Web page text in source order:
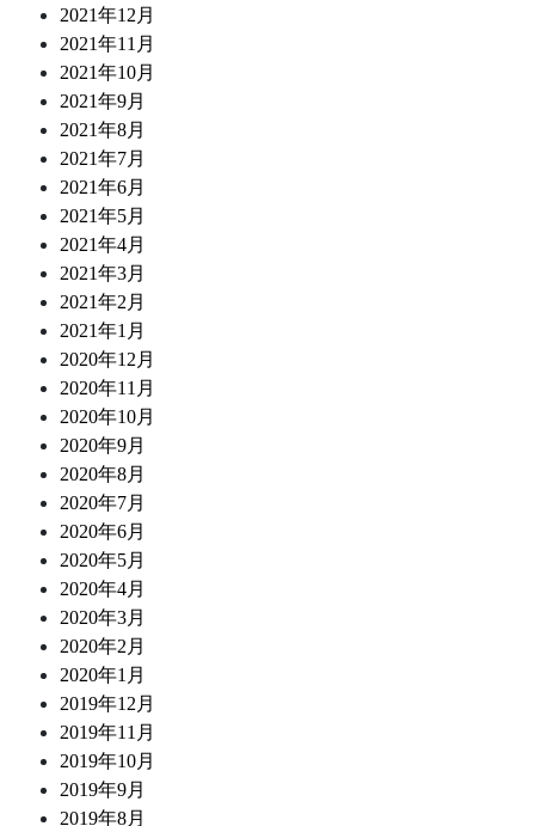
2021年12月
2021年11月
2021年10月
2021年9月
2021年8月
2021年7月
2021年6月
2021年5月
2021年4月
2021年3月
2021年2月
2021年1月
2020年12月
2020年11月
2020年10月
2020年9月
2020年8月
2020年7月
2020年6月
2020年5月
2020年4月
2020年3月
2020年2月
2020年1月
2019年12月
2019年11月
2019年10月
2019年9月
2019年8月